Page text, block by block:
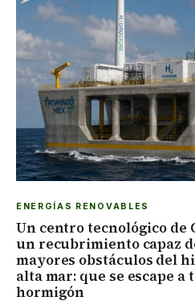
ENERGÍAS RENOVABLES
Un centro tecnológico
un recubrimiento capaz
mayores obstáculos del
alta mar: que se escape
hormigón